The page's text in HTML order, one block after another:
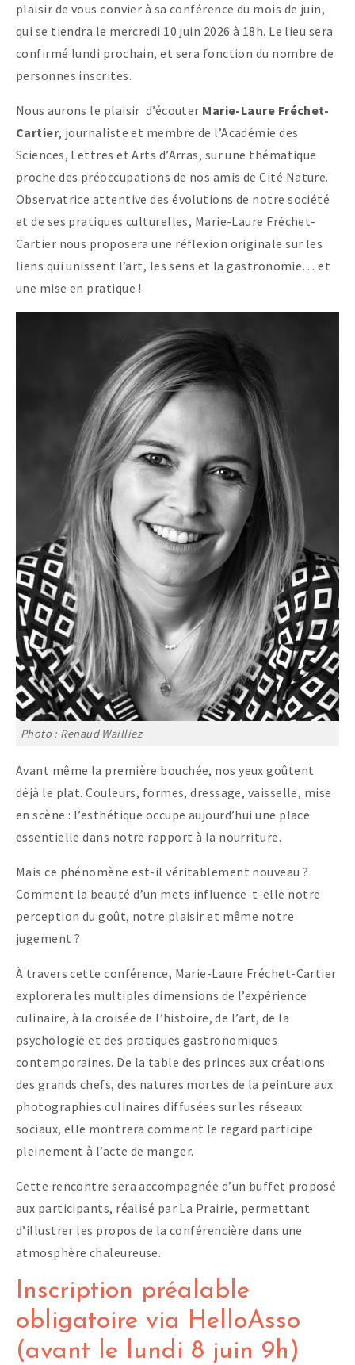
plaisir de vous convier à sa conférence du mois de juin,
qui se tiendra le mercredi 10 juin 2026 à 18h. Le lieu sera
confirmé lundi prochain, et sera fonction du nombre de
personnes inscrites.
Nous aurons le plaisir d’écouter Marie-Laure Fréchet-
Cartier, journaliste et membre de l’Académie des
Sciences, Lettres et Arts d’Arras, sur une thématique
proche des préoccupations de nos amis de Cité Nature.
Observatrice attentive des évolutions de notre société
et de ses pratiques culturelles, Marie-Laure Fréchet-
Cartier nous proposera une réflexion originale sur les
liens qui unissent l’art, les sens et la gastronomie… et
une mise en pratique !
Photo : Renaud Wailliez
Avant même la première bouchée, nos yeux goûtent
déjà le plat. Couleurs, formes, dressage, vaisselle, mise
en scène : l’esthétique occupe aujourd’hui une place
essentielle dans notre rapport à la nourriture.
Mais ce phénomène est-il véritablement nouveau ?
Comment la beauté d’un mets influence-t-elle notre
perception du goût, notre plaisir et même notre
jugement ?
À travers cette conférence, Marie-Laure Fréchet-Cartier
explorera les multiples dimensions de l’expérience
culinaire, à la croisée de l’histoire, de l’art, de la
psychologie et des pratiques gastronomiques
contemporaines. De la table des princes aux créations
des grands chefs, des natures mortes de la peinture aux
photographies culinaires diffusées sur les réseaux
sociaux, elle montrera comment le regard participe
pleinement à l’acte de manger.
Cette rencontre sera accompagnée d’un buffet proposé
aux participants, réalisé par La Prairie, permettant
d’illustrer les propos de la conférencière dans une
atmosphère chaleureuse.
Inscription préalable
obligatoire via HelloAsso
(avant le lundi 8 juin 9h)